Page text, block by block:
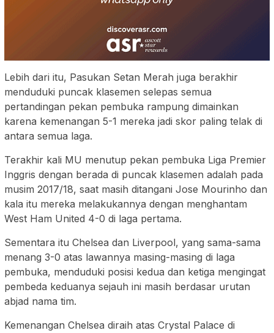
Lebih dari itu, Pasukan Setan Merah juga berakhir
menduduki puncak klasemen selepas semua
pertandingan pekan pembuka rampung dimainkan
karena kemenangan 5-1 mereka jadi skor paling telak di
antara semua laga.
Terakhir kali MU menutup pekan pembuka Liga Premier
Inggris dengan berada di puncak klasemen adalah pada
musim 2017/18, saat masih ditangani Jose Mourinho dan
kala itu mereka melakukannya dengan menghantam
West Ham United 4-0 di laga pertama.
Sementara itu Chelsea dan Liverpool, yang sama-sama
menang 3-0 atas lawannya masing-masing di laga
pembuka, menduduki posisi kedua dan ketiga mengingat
pembeda keduanya sejauh ini masih berdasar urutan
abjad nama tim.
Kemenangan Chelsea diraih atas Crystal Palace di